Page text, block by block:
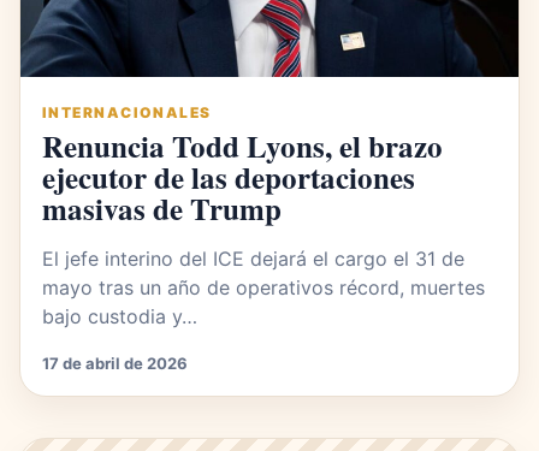
INTERNACIONALES
Renuncia Todd Lyons, el brazo
ejecutor de las deportaciones
masivas de Trump
El jefe interino del ICE dejará el cargo el 31 de
mayo tras un año de operativos récord, muertes
bajo custodia y…
17 de abril de 2026